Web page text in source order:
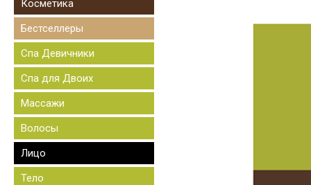
Косметика
Бестселлеры
Спа Девичники
Спа для Двоих
Массажи
Волосы
Лицо
Тело